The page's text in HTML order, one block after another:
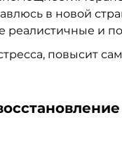
в новой
реалистичные и
повысит